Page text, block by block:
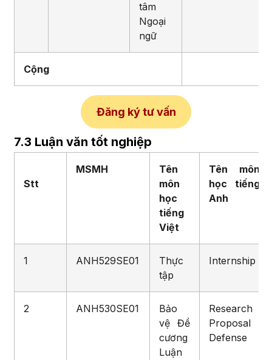
tâm
Ngoại
ngữ
Cộng
Đăng ký tư vấn
7.3 Luận văn tốt nghiệp
Stt
MSMH
Tên
môn
học
tiếng
Việt
Tên môn
học
tiếng
Anh
1 ANH529SE01
Thực
tập
Internship
2 ANH530SE01
Bảo
vệ Đề
cương
Luận
Research
Proposal
Defense